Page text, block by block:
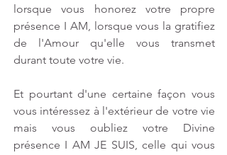
lorsque vous honorez votre propre
présence I AM, lorsque vous la gratifiez
de l'Amour qu'elle vous transmet
durant toute votre vie.
Et pourtant d'une certaine façon vous
vous intéressez à l'extérieur de votre vie
mais vous oubliez votre Divine
présence I AM JE SUIS, celle qui vous